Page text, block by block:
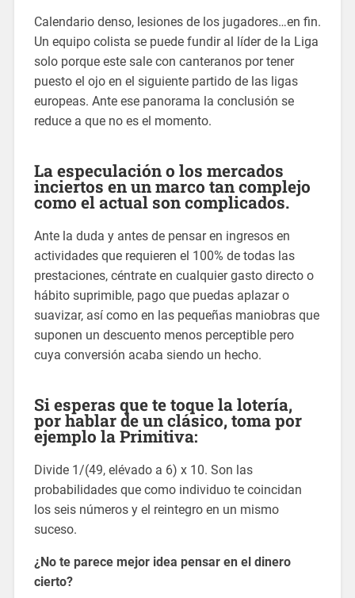
Calendario denso, lesiones de los jugadores…en fin.
Un equipo colista se puede fundir al líder de la Liga
solo porque este sale con canteranos por tener
puesto el ojo en el siguiente partido de las ligas
europeas. Ante ese panorama la conclusión se
reduce a que no es el momento.
La especulación o los mercados
inciertos en un marco tan complejo
como el actual son complicados.
Ante la duda y antes de pensar en ingresos en
actividades que requieren el 100% de todas las
prestaciones, céntrate en cualquier gasto directo o
hábito suprimible, pago que puedas aplazar o
suavizar, así como en las pequeñas maniobras que
suponen un descuento menos perceptible pero
cuya conversión acaba siendo un hecho.
Si esperas que te toque la lotería,
por hablar de un clásico, toma por
ejemplo la Primitiva:
Divide 1/(49, elévado a 6) x 10. Son las
probabilidades que como individuo te coincidan
los seis números y el reintegro en un mismo
suceso.
¿No te parece mejor idea pensar en el dinero
cierto?